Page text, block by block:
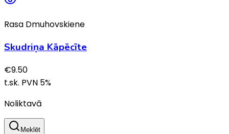
Rasa Dmuhovskiene
Skudriņa Kāpēcīte
€9.50
t.sk. PVN 5%
Noliktavā
Meklēt